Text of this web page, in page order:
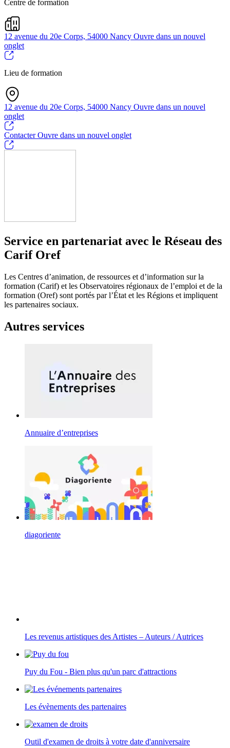
Centre de formation
12 avenue du 20e Corps, 54000 Nancy Ouvre dans un nouvel
onglet
Lieu de formation
12 avenue du 20e Corps, 54000 Nancy Ouvre dans un nouvel
onglet
ContacterOuvre dans un nouvel onglet
Service en partenariat avec le Réseau des
Carif Oref
Les Centres d’animation, de ressources et d’information sur la
formation (Carif) et les Observatoires régionaux de l’emploi et de la
formation (Oref) sont portés par l’État et les Régions et impliquent
les partenaires sociaux.
Autres services
Annuaire d’entreprises
diagoriente
Les revenus artistiques des Artistes – Auteurs / Autrices
Puy du Fou - Bien plus qu'un parc d'attractions
Les évènements des partenaires
Outil d'examen de droits à votre date d'anniversaire